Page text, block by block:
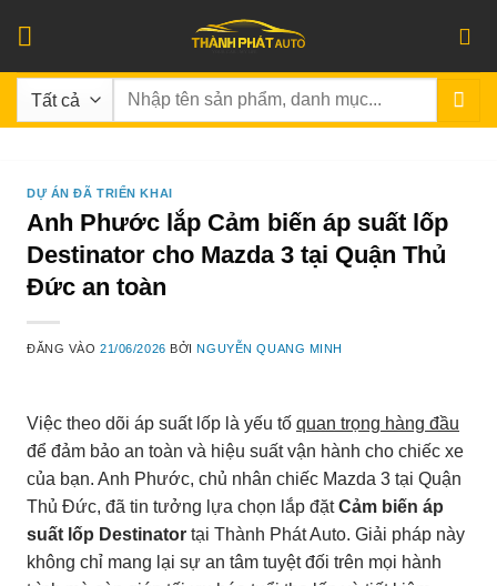
qua
nội
dung
Tìm
DỰ ÁN ĐÃ TRIỂN KHAI
Anh Phước lắp Cảm biến áp suất lốp
Destinator cho Mazda 3 tại Quận Thủ
Đức an toàn
ĐĂNG VÀO21/06/2026 BỞINGUYỄN QUANG MINH
Việc theo dõi áp suất lốp là yếu tố quan trọng hàng đầu
để đảm bảo an toàn và hiệu suất vận hành cho chiếc xe
của bạn. Anh Phước, chủ nhân chiếc Mazda 3 tại Quận
Thủ Đức, đã tin tưởng lựa chọn lắp đặtCảm biến áp
suất lốp Destinator tại Thành Phát Auto. Giải pháp này
không chỉ mang lại sự an tâm tuyệt đối trên mọi hành